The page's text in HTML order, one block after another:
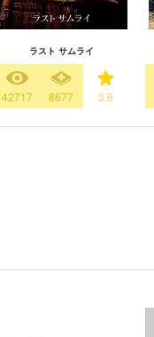
ラスト サムライ
42717 8677 3.6